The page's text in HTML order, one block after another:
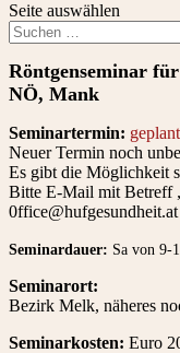
Seite auswählen
Röntgenseminar
NÖ, Mank
Seminartermin:
Neuer Termin noch
Es gibt die Möglichkeit
Bitte E-Mail mit Betreff
0ffice@hufgesundheit.at
Seminardauer: Sa von 9-
Seminarort:
Bezirk Melk, näheres
Seminarkosten: Euro